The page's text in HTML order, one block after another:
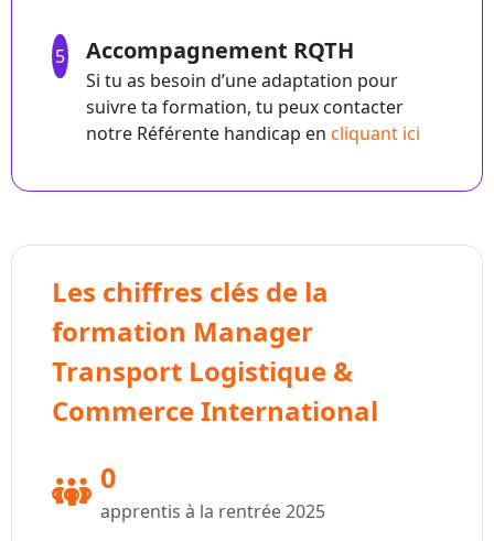
5 Accompagnement RQTH
Si tu as besoin d’une adaptation pour
suivre ta formation, tu peux contacter
notre Référente handicap en cliquant ici
Les chiffres clés de la
formation Manager
Transport Logistique &
Commerce International
0
apprentis à la rentrée 2025